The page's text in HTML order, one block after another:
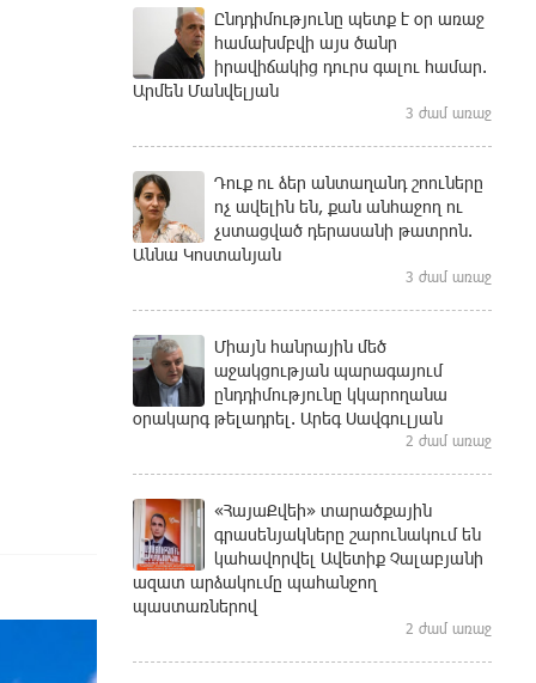
Ընդդիմությունը պետք է օր առաջ
համախմբվի այս ծանր
իրավիճակից դուրս գալու համար.
Արմեն Մանվելյան
3 ժամ առաջ
Դուք ու ձեր անտաղանդ շոուները
ոչ ավելին են, քան անհաջող ու
չստացված դերասանի թատրոն.
Աննա Կոստանյան
3 ժամ առաջ
Միայն հանրային մեծ
աջակցության պարագայում
ընդդիմությունը կկարողանա
օրակարգ թելադրել. Արեգ Սավգուլյան
2 ժամ առաջ
«ՀայաՔվեի» տարածքային
գրասենյակները շարունակում են
կահավորվել Ավետիք Չալաբյանի
ազատ արձակումը պահանջող
պաստառներով
2 ժամ առաջ